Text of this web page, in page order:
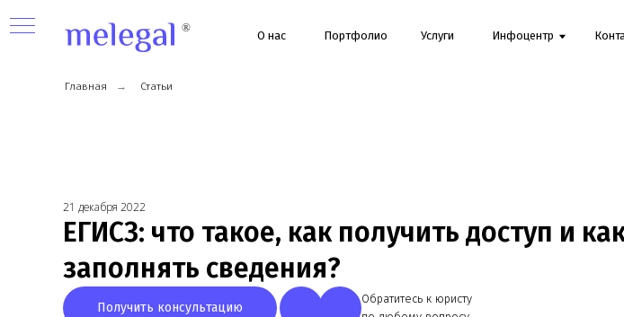
О нас Услуги Инфоцентр Контакты
Портфолио
ЕГИСЗ: что такое, как получить доступ и как
заполнять сведения?
Получить консультацию
по любому вопросу